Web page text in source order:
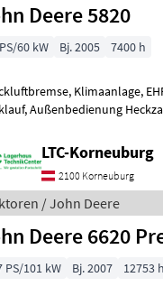
Deere 5820
60 kW Bj. 2005 7400 h
Klimaanlage,
Außenbedienung
LTC-Korneuburg
2100 Korneuburg
/ John Deere
Deere 6620
PS/101 kW Bj. 2007 12753 h